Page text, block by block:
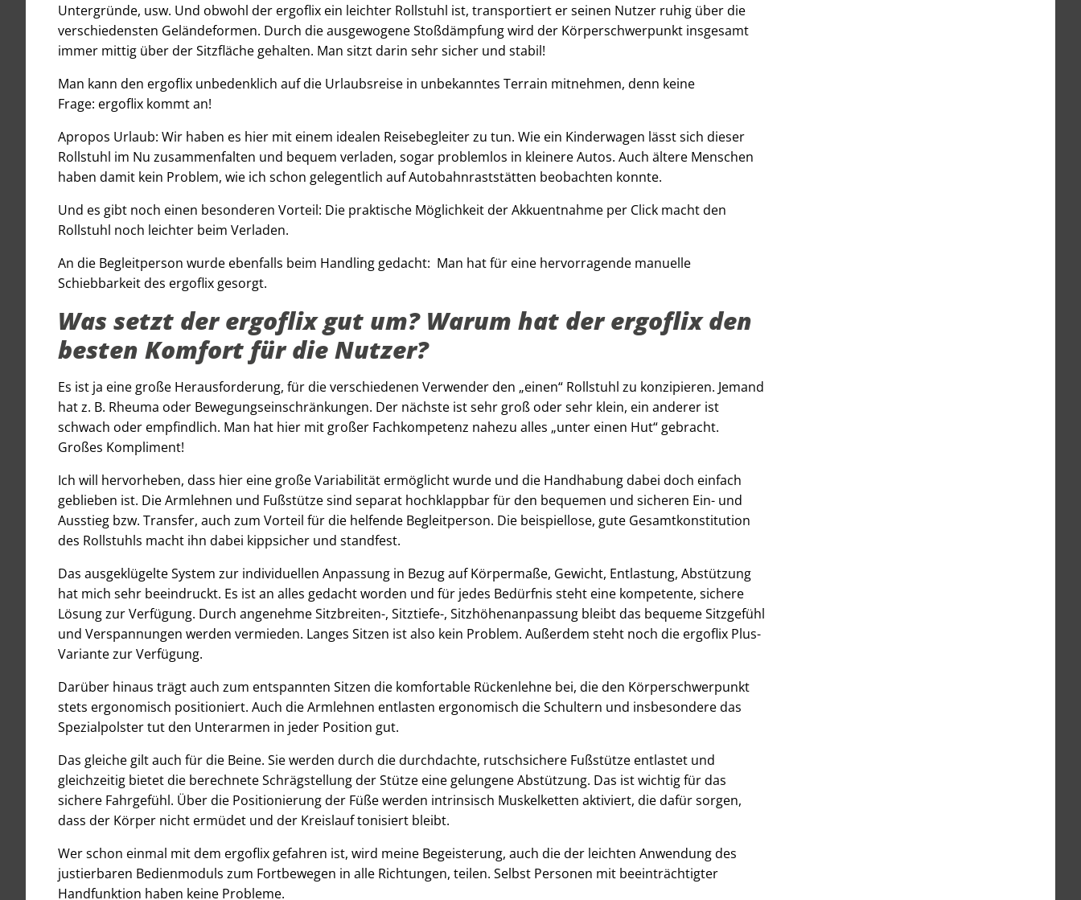
Untergründe, usw. Und obwohl der ergoflix ein leichter Rollstuhl ist, transportiert er seinen Nutzer ruhig über die
verschiedensten Geländeformen. Durch die ausgewogene Stoßdämpfung wird der Körperschwerpunkt insgesamt
immer mittig über der Sitzfläche gehalten. Man sitzt darin sehr sicher und stabil!
Man kann den ergoflix unbedenklich auf die Urlaubsreise in unbekanntes Terrain mitnehmen, denn keine
Frage: ergoflix kommt an!
Apropos Urlaub: Wir haben es hier mit einem idealen Reisebegleiter zu tun. Wie ein Kinderwagen lässt sich dieser
Rollstuhl im Nu zusammenfalten und bequem verladen, sogar problemlos in kleinere Autos. Auch ältere Menschen
haben damit kein Problem, wie ich schon gelegentlich auf Autobahnraststätten beobachten konnte.
Und es gibt noch einen besonderen Vorteil: Die praktische Möglichkeit der Akkuentnahme per Click macht den
Rollstuhl noch leichter beim Verladen.
An die Begleitperson wurde ebenfalls beim Handling gedacht: Man hat für eine hervorragende manuelle
Schiebbarkeit des ergoflix gesorgt.
Was setzt der ergoflix gut um? Warum hat der ergoflix den
besten Komfort für die Nutzer?
Es ist ja eine große Herausforderung, für die verschiedenen Verwender den „einen“ Rollstuhl zu konzipieren. Jemand
hat z. B. Rheuma oder Bewegungseinschränkungen. Der nächste ist sehr groß oder sehr klein, ein anderer ist
schwach oder empfindlich. Man hat hier mit großer Fachkompetenz nahezu alles „unter einen Hut“ gebracht.
Großes Kompliment!
Ich will hervorheben, dass hier eine große Variabilität ermöglicht wurde und die Handhabung dabei doch einfach
geblieben ist. Die Armlehnen und Fußstütze sind separat hochklappbar für den bequemen und sicheren Ein- und
Ausstieg bzw. Transfer, auch zum Vorteil für die helfende Begleitperson. Die beispiellose, gute Gesamtkonstitution
des Rollstuhls macht ihn dabei kippsicher und standfest.
Das ausgeklügelte System zur individuellen Anpassung in Bezug auf Körpermaße, Gewicht, Entlastung, Abstützung
hat mich sehr beeindruckt. Es ist an alles gedacht worden und für jedes Bedürfnis steht eine kompetente, sichere
Lösung zur Verfügung. Durch angenehme Sitzbreiten-, Sitztiefe-, Sitzhöhenanpassung bleibt das bequeme Sitzgefühl
und Verspannungen werden vermieden. Langes Sitzen ist also kein Problem. Außerdem steht noch die ergoflix Plus-
Variante zur Verfügung.
Darüber hinaus trägt auch zum entspannten Sitzen die komfortable Rückenlehne bei, die den Körperschwerpunkt
stets ergonomisch positioniert. Auch die Armlehnen entlasten ergonomisch die Schultern und insbesondere das
Spezialpolster tut den Unterarmen in jeder Position gut.
Das gleiche gilt auch für die Beine. Sie werden durch die durchdachte, rutschsichere Fußstütze entlastet und
gleichzeitig bietet die berechnete Schrägstellung der Stütze eine gelungene Abstützung. Das ist wichtig für das
sichere Fahrgefühl. Über die Positionierung der Füße werden intrinsisch Muskelketten aktiviert, die dafür sorgen,
dass der Körper nicht ermüdet und der Kreislauf tonisiert bleibt.
Wer schon einmal mit dem ergoflix gefahren ist, wird meine Begeisterung, auch die der leichten Anwendung des
justierbaren Bedienmoduls zum Fortbewegen in alle Richtungen, teilen. Selbst Personen mit beeinträchtigter
Handfunktion haben keine Probleme.